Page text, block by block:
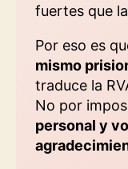
fuertes que
Por eso es
mismo
traduce la
No por
personal y